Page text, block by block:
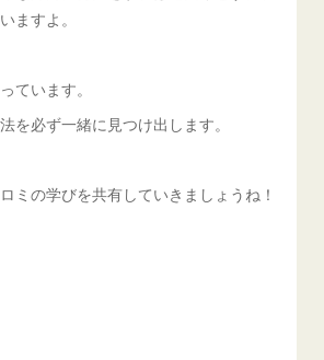
ますよ。
ています。
を必ず一緒に見つけ出します。
ミの学びを共有していきましょうね！